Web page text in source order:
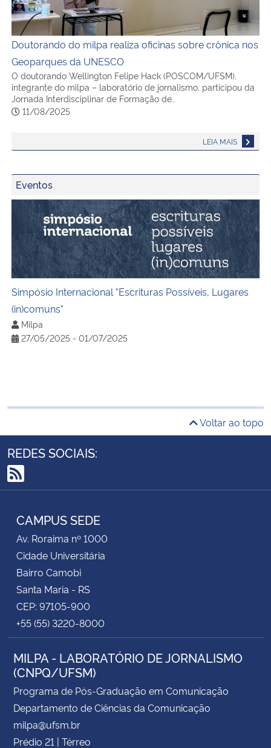
Doutorando do milpa realiza oficinas sobre crônica nos
Geoparques da UNESCO
O doutorando Wellington Felipe Hack (POSCOM/UFSM),
integrante do milpa – laboratório de jornalismo, participou da
Jornada Interdisciplinar de Formação de…
11/08/2025
LEIA MAIS
Eventos
Simpósio Internacional "Escrituras Possíveis, Lugares
Simpósio Internacional "Escrituras Possíveis, Lugares
(in)comuns"
Milpa
27/05/2025 - 01/07/2025
Voltar ao topo
REDES SOCIAIS:
RSS
CAMPUS SEDE
Av. Roraima nº 1000
Cidade Universitária
Bairro Camobi
Santa Maria - RS
CEP: 97105-900
+55 (55) 3220-8000
MILPA - LABORATÓRIO DE JORNALISMO
(CNPQ/UFSM)
Programa de Pós-Graduação em Comunicação
Departamento de Ciências da Comunicação
milpa@ufsm.br
Prédio 21 | Térreo